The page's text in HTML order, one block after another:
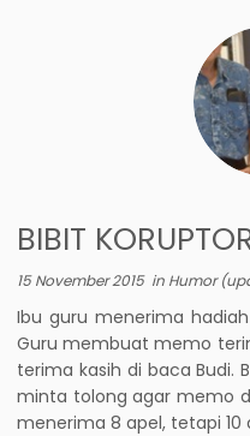
BIBIT
15 November 2015in Humor
Ibu guru menerima
Guru membuat memo
terima kasih di baca Budi.
minta tolong agar memo
menerima 8 apel, tetapi 10